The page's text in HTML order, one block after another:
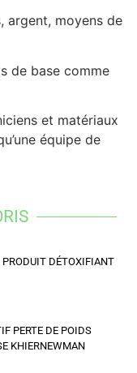
argent, moyens de
de base comme
et matériaux
équipe de
PRODUIT DÉTOXIFIANT
PERTE DE POIDS
KHIERNEWMAN